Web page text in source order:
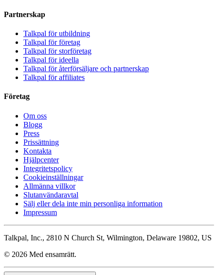
Partnerskap
Talkpal för utbildning
Talkpal för företag
Talkpal för storföretag
Talkpal för ideella
Talkpal för återförsäljare och partnerskap
Talkpal för affiliates
Företag
Om oss
Blogg
Press
Prissättning
Kontakta
Hjälpcenter
Integritetspolicy
Cookieinställningar
Allmänna villkor
Slutanvändaravtal
Sälj eller dela inte min personliga information
Impressum
Talkpal, Inc., 2810 N Church St, Wilmington, Delaware 19802, US
© 2026 Med ensamrätt.